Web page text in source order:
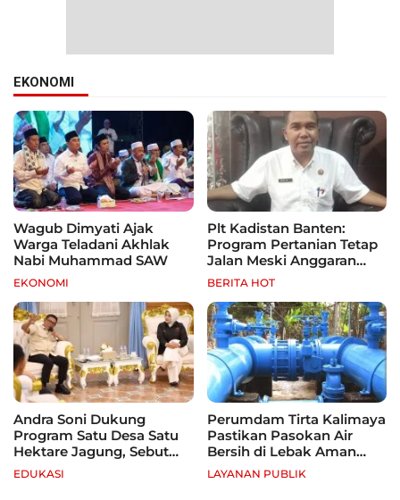
EKONOMI
Wagub Dimyati Ajak
Warga Teladani Akhlak
Nabi Muhammad SAW
EKONOMI
Plt Kadistan Banten:
Program Pertanian Tetap
Jalan Meski Anggaran
Terbatas, Fokus Jagung
hingga Tebu
BERITA HOT
Andra Soni Dukung
Program Satu Desa Satu
Hektare Jagung, Sebut
Banten Punya Peluang
Jadi Sentra Produksi
EDUKASI
Perumdam Tirta Kalimaya
Pastikan Pasokan Air
Bersih di Lebak Aman
Selama Kemarau
LAYANAN PUBLIK